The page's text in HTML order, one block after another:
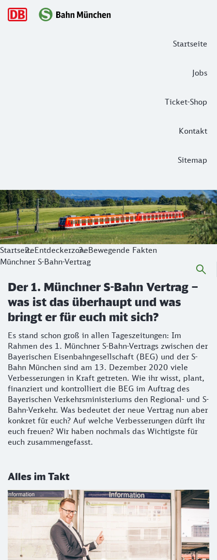
Startseite
Jobs
Ticket-Shop
Kontakt
Sitemap
Hauptnavigation
Der 1. Münchner S-Bahn Vertrag –
Es stand schon groß in allen Tageszeitungen: Im Rahmen
StartseiteEntdeckerzoneBewegende Fakten
Münchner S-Bahn-Vertrag
Der 1. Münchner S-Bahn Vertrag –
was ist das überhaupt und was
bringt er für euch mit sich?
Es stand schon groß in allen Tageszeitungen: Im
Rahmen des 1. Münchner S-Bahn-Vertrags zwischen der
Bayerischen Eisenbahngesellschaft (BEG) und der S-
Bahn München sind am 13. Dezember 2020 viele
Verbesserungen in Kraft getreten. Wie ihr wisst, plant,
finanziert und kontrolliert die BEG im Auftrag des
Bayerischen Verkehrsministeriums den Regional- und S-
Bahn-Verkehr. Was bedeutet der neue Vertrag nun aber
konkret für euch? Auf welche Verbesserungen dürft ihr
euch freuen? Wir haben nochmals das Wichtigste für
euch zusammengefasst.
Alles im Takt